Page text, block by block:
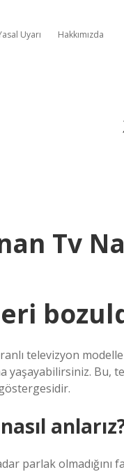
Uyarı Hakkımızda
Tv
televizyon
Bu,
parlak olmadığını